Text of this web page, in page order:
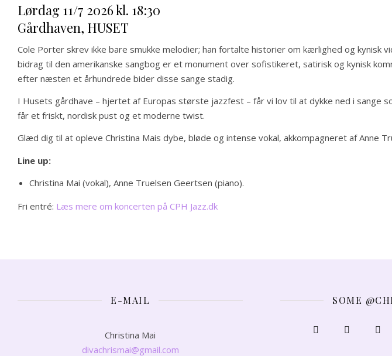
Lørdag 11/7 2026 kl. 18:30
Gårdhaven, HUSET
Cole Porter skrev ikke bare smukke melodier; han fortalte historier om kærlighed og
bidrag til den amerikanske sangbog er et monument over sofistikeret, satirisk og kynisk
efter næsten et århundrede bider disse sange stadig.
I Husets gårdhave – hjertet af Europas største jazzfest – får vi lov til at dykke ned i sange
får et friskt, nordisk pust og et moderne twist.
Glæd dig til at opleve Christina Mais dybe, bløde og intense vokal, akkompagneret af Anne
Line up:
Christina Mai (vokal), Anne Truelsen Geertsen (piano).
Fri entré: Læs mere om koncerten på CPH Jazz.dk
E-MAIL
Christina Mai
divachrismai@gmail.com
SOME